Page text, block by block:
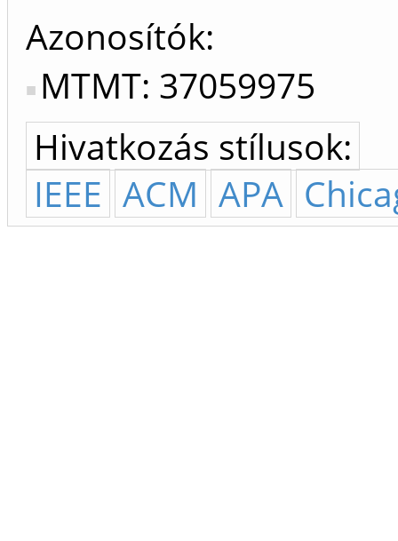
Azonosítók
MTMT: 37059975
Hivatkozás stílusok:
IEEE ACM APA